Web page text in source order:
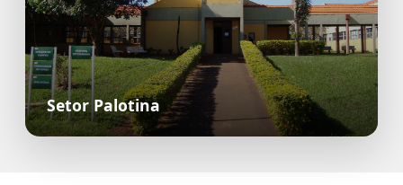
Setor Palotina